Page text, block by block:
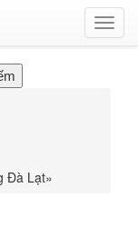
Đà Lạt»